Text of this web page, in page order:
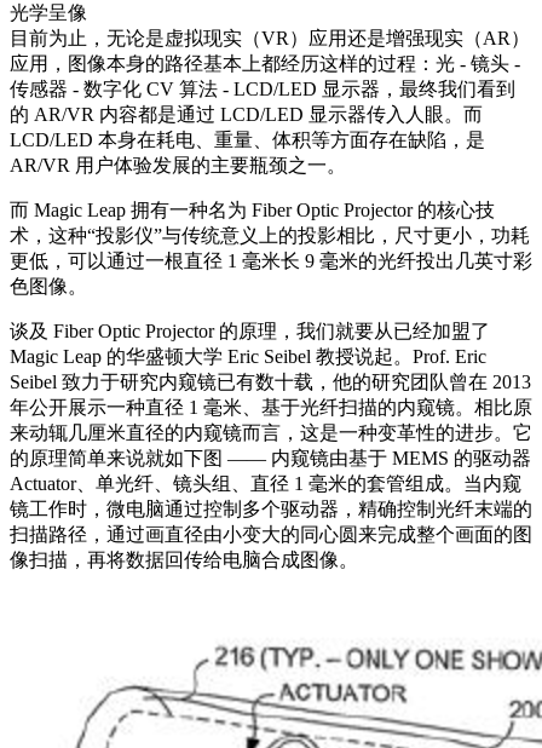
光学呈像
目前为止，无论是虚拟现实（VR）应用还是增强现实（AR）
应用，图像本身的路径基本上都经历这样的过程：光 - 镜头 -
传感器 - 数字化 CV 算法 - LCD/LED 显示器，最终我们看到
的 AR/VR 内容都是通过 LCD/LED 显示器传入人眼。而
LCD/LED 本身在耗电、重量、体积等方面存在缺陷，是
AR/VR 用户体验发展的主要瓶颈之一。
而 Magic Leap 拥有一种名为 Fiber Optic Projector 的核心技
术，这种“投影仪”与传统意义上的投影相比，尺寸更小，功耗
更低，可以通过一根直径 1 毫米长 9 毫米的光纤投出几英寸彩
色图像。
谈及 Fiber Optic Projector 的原理，我们就要从已经加盟了
Magic Leap 的华盛顿大学 Eric Seibel 教授说起。Prof. Eric
Seibel 致力于研究内窥镜已有数十载，他的研究团队曾在 2013
年公开展示一种直径 1 毫米、基于光纤扫描的内窥镜。相比原
来动辄几厘米直径的内窥镜而言，这是一种变革性的进步。它
的原理简单来说就如下图 —— 内窥镜由基于 MEMS 的驱动器
Actuator、单光纤、镜头组、直径 1 毫米的套管组成。当内窥
镜工作时，微电脑通过控制多个驱动器，精确控制光纤末端的
扫描路径，通过画直径由小变大的同心圆来完成整个画面的图
像扫描，再将数据回传给电脑合成图像。